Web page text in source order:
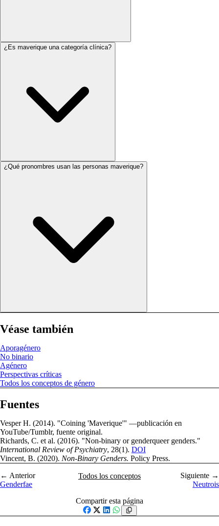
¿Es maverique una categoría clínica?
¿Qué pronombres usan las personas maverique?
Véase también
Aporagénero
No binario
Agénero
Perspectivas críticas
Todos los conceptos de género
Fuentes
Vesper H. (2014). "Coining 'Maverique'" —publicación en
YouTube/Tumblr, fuente original.
Richards, C. et al. (2016). "Non-binary or genderqueer genders."
International Review of Psychiatry, 28(1). DOI
Vincent, B. (2020). Non-Binary Genders. Policy Press.
← Anterior
Genderfae
Todos los conceptos
Siguiente →
Neutrois
Compartir esta página
Facebook
X LinkedIn
WhatsApp